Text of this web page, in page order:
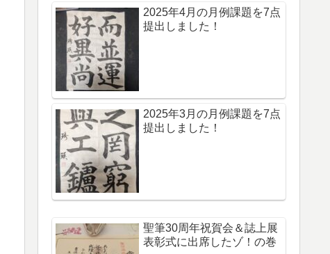
2025年4月の月例課題を7点
提出しました！
2025年3月の月例課題を7点
提出しました！
聖筆30周年祝賀会＆誌上展
表彰式に出席したゾ！の巻